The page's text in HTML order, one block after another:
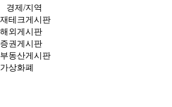
경제/지역
재테크게시판
해외게시판
증권게시판
부동산게시판
가상화폐